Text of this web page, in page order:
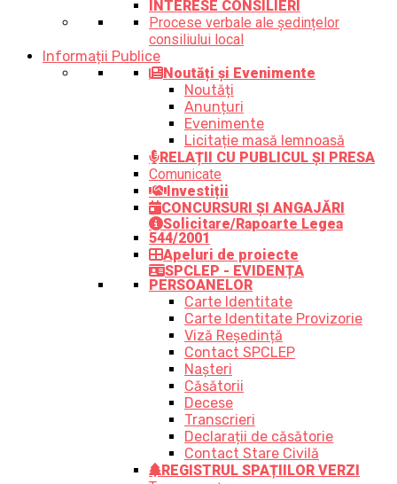
INTERESE CONSILIERI
Procese verbale ale ședințelor
consiliului local
Informații Publice
Noutăți și Evenimente
Noutăți
Anunțuri
Evenimente
Licitație masă lemnoasă
RELAȚII CU PUBLICUL ȘI PRESA
Comunicate
Investiții
CONCURSURI ȘI ANGAJĂRI
Solicitare/Rapoarte Legea
544/2001
Apeluri de proiecte
SPCLEP - EVIDENȚA
PERSOANELOR
Carte Identitate
Carte Identitate Provizorie
Viză Reședință
Contact SPCLEP
Nașteri
Căsătorii
Decese
Transcrieri
Declarații de căsătorie
Contact Stare Civilă
REGISTRUL SPAȚIILOR VERZI